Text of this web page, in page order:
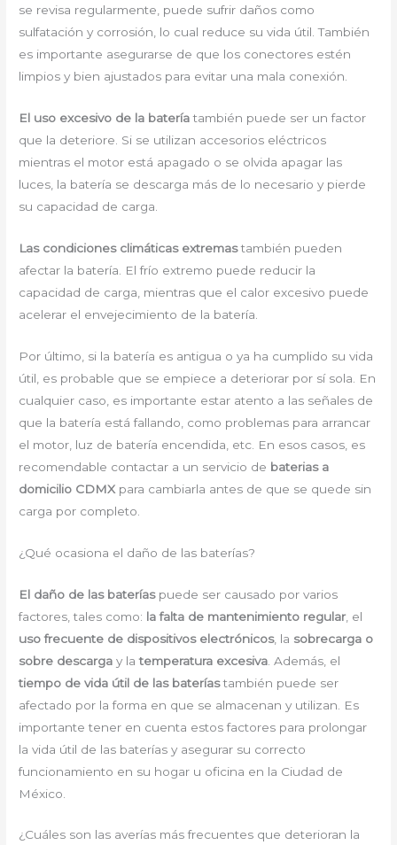
se revisa regularmente, puede sufrir daños como
sulfatación y corrosión, lo cual reduce su vida útil. También
es importante asegurarse de que los conectores estén
limpios y bien ajustados para evitar una mala conexión.
El uso excesivo de la bateríatambién puede ser un factor
que la deteriore. Si se utilizan accesorios eléctricos
mientras el motor está apagado o se olvida apagar las
luces, la batería se descarga más de lo necesario y pierde
su capacidad de carga.
Las condiciones climáticas extremastambién pueden
afectar la batería. El frío extremo puede reducir la
capacidad de carga, mientras que el calor excesivo puede
acelerar el envejecimiento de la batería.
Por último, si la batería es antigua o ya ha cumplido su vida
útil, es probable que se empiece a deteriorar por sí sola. En
cualquier caso, es importante estar atento a las señales de
que la batería está fallando, como problemas para arrancar
el motor, luz de batería encendida, etc. En esos casos, es
recomendable contactar a un servicio de baterias a
domicilio CDMX para cambiarla antes de que se quede sin
carga por completo.
¿Qué ocasiona el daño de las baterías?
El daño de las bateríaspuede ser causado por varios
factores, tales como: la falta de mantenimiento regular, el
uso frecuente de dispositivos electrónicos, la sobrecarga o
sobre descarga y latemperatura excesiva . Además, el
tiempo de vida útil de las bateríastambién puede ser
afectado por la forma en que se almacenan y utilizan. Es
importante tener en cuenta estos factores para prolongar
la vida útil de las baterías y asegurar su correcto
funcionamiento en su hogar u oficina en la Ciudad de
México.
¿Cuáles son las averías más frecuentes que deterioran la